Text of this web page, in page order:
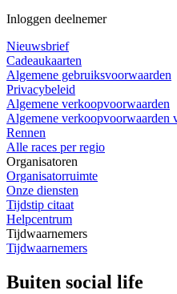
Inloggen deelnemer
Nieuwsbrief
Cadeaukaarten
Algemene gebruiksvoorwaarden
Privacybeleid
Algemene verkoopvoorwaarden
Algemene verkoopvoorwaarden
Rennen
Alle races per regio
Organisatoren
Organisatorruimte
Onze diensten
Tijdstip citaat
Helpcentrum
Tijdwaarnemers
Tijdwaarnemers
Buiten social life